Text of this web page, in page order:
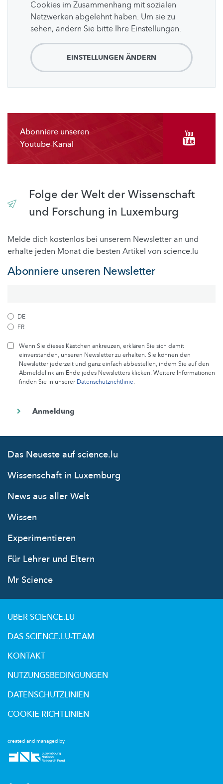
Cookies im Zusammenhang mit sozialen
Netzwerken abgelehnt haben. Um sie zu
sehen, ändern Sie bitte Ihre Einstellungen.
EINSTELLUNGEN ÄNDERN
Abonniere unseren
Youtube-Kanal
Folge der Welt der Wissenschaft
und Forschung in Luxemburg
Melde dich kostenlos bei unserem Newsletter an und
erhalte jeden Monat die besten Artikel von science.lu
Abonniere unseren Newsletter
DE
FR
Wenn Sie dieses Kästchen ankreuzen, erklären Sie sich damit
einverstanden, unseren Newsletter zu erhalten. Sie können den
Newsletter jederzeit und ganz einfach abbestellen, indem Sie auf den
Abmeldelink am Ende jedes Newsletters klicken. Weitere Informationen
finden Sie in unsererDatenschutzrichtlinie.
Das Neueste auf science.lu
Wissenschaft in Luxemburg
News aus aller Welt
Wissen
Experimentieren
Für Lehrer und Eltern
Mr Science
created and managed by
ÜBER SCIENCE.LU
DAS SCIENCE.LU-TEAM
KONTAKT
NUTZUNGSBEDINGUNGEN
DATENSCHUTZLINIEN
COOKIE RICHTLINIEN